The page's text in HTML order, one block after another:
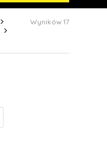
Wyników 17